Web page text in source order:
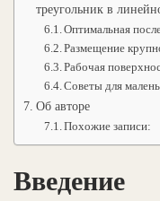
треугольник в
Оптимальная
Размещение
Рабочая
Советы для
Об авторе
Похожие записи:
Введение